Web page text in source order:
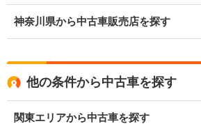
神奈川県から中古車販売店を探す
他の条件から中古車を探す
関東エリアから中古車を探す